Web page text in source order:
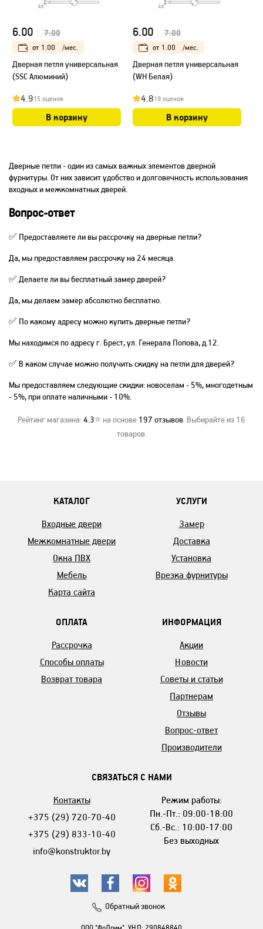
6.00 7.00
от 1.00 /мес.
Дверная петля универсальная
(SSC Алюминий)
4.915 оценок
В корзину
6.00 7.00
от 1.00 /мес.
Дверная петля универсальная
(WH Белая)
4.819 оценок
В корзину
Дверные петли - один из самых важных элементов дверной
фурнитуры. От них зависит удобство и долговечность использования
входных и межкомнатных дверей.
Вопрос-ответ
✅ Предоставляете ли вы рассрочку на дверные петли?
Да, мы предоставляем рассрочку на 24 месяца.
✅ Делаете ли вы бесплатный замер дверей?
Да, мы делаем замер абсолютно бесплатно.
✅ По какому адресу можно купить дверные петли?
Мы находимся по адресу г. Брест, ул. Генерала Попова, д.12.
✅ В каком случае можно получить скидку на петли для дверей?
Мы предоставляем следующие скидки: новоселам - 5%, многодетным
- 5%, при оплате наличными - 10%.
Рейтинг магазина:4.3⭐ на основе 197 отзывов. Выбирайте из 16
товаров.
КАТАЛОГ
Входные двери
Межкомнатные двери
Окна ПВХ
Мебель
Карта сайта
УСЛУГИ
Замер
Доставка
Установка
Врезка фурнитуры
ОПЛАТА
Рассрочка
Способы оплаты
Возврат товара
ИНФОРМАЦИЯ
Акции
Новости
Советы и статьи
Партнерам
Отзывы
Вопрос-ответ
Производители
СВЯЗАТЬСЯ С НАМИ
Контакты
+375 (29) 720-70-40
+375 (29) 833-10-40
info@konstruktor.by
Режим работы:
Пн.-Пт.: 09:00-18:00
Сб.-Вс.: 10:00-17:00
Без выходных
Обратный звонок